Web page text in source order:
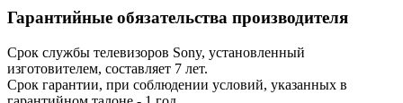
Гарантийные обязательства производителя
Срок службы телевизоров Sony, установленный
изготовителем, составляет 7 лет.
Срок гарантии, при соблюдении условий, указанных в